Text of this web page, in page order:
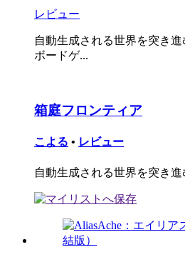
レビュー
自動生成される世界を突き
ボードゲ...
箱庭フロンティア
こよる • レビュー
自動生成される世界を突き